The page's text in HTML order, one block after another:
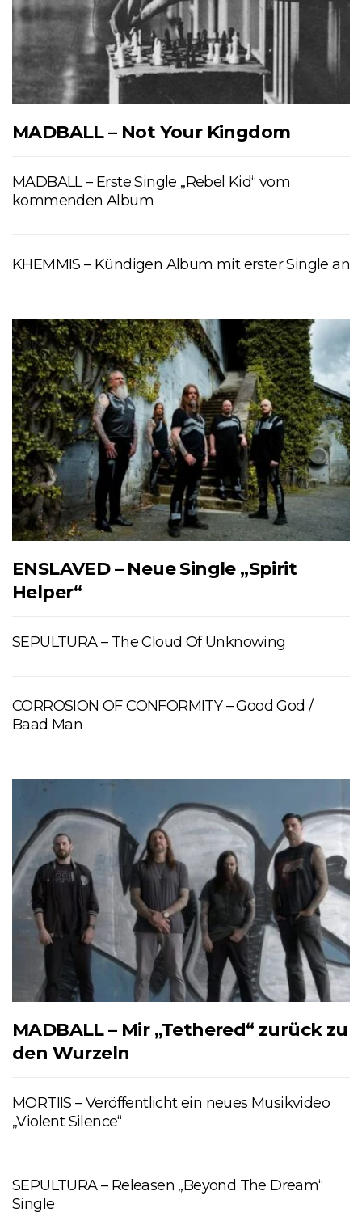
MADBALL – Not Your Kingdom
MADBALL – Erste Single „Rebel Kid“ vom
kommenden Album
KHEMMIS – Kündigen Album mit erster Single an
ENSLAVED – Neue Single „Spirit
Helper“
SEPULTURA – The Cloud Of Unknowing
CORROSION OF CONFORMITY – Good God /
Baad Man
MADBALL – Mir „Tethered“ zurück zu
den Wurzeln
MORTIIS – Veröffentlicht ein neues Musikvideo
„Violent Silence“
SEPULTURA – Releasen „Beyond The Dream“
Single